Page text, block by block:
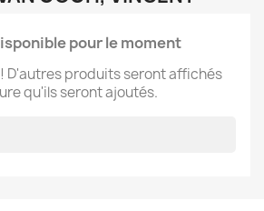
pour le moment
D'autres produits seront affichés
qu'ils seront ajoutés.